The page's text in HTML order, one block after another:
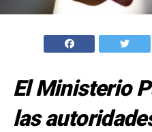
El Ministerio
las